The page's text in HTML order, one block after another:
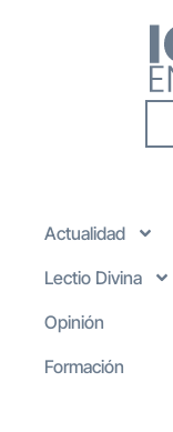
Actualidad
Lectio Divina
Opinión
Formación